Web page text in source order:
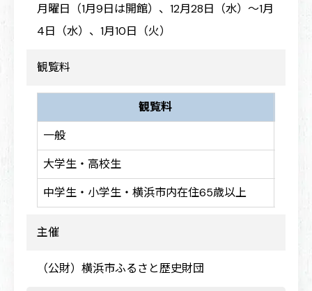
月曜日（1月9日は開館）、12月28日（水）～1月
4日（水）、1月10日（火）
観覧料
観覧料
一般
大学生・高校生
中学生・小学生・横浜市内在住65歳以上
主催
（公財）横浜市ふるさと歴史財団